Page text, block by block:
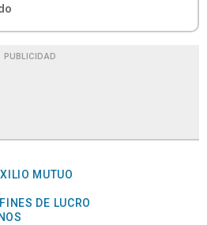
PUBLICIDAD
MUTUO
DE LUCRO